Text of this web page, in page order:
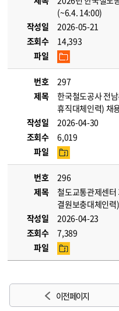
(~6.4. 14:00)
작성일
2026-05-21
조회수
14,393
파일
번호
297
제목
한국철도공사 전
휴직대체인력) 채
작성일
2026-04-30
조회수
6,019
파일
번호
296
제목
철도교통관제센터
결원보충대체인
작성일
2026-04-23
조회수
7,389
파일
이전 페이지